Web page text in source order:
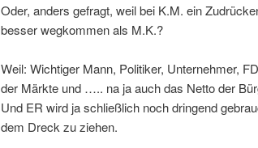
Oder, anders gefragt, weil bei K.M. ein
besser wegkommen als M.K.?
Weil: Wichtiger Mann, Politiker, Unternehmer,
der Märkte und ….. na ja auch das Netto der
Und ER wird ja schließlich noch dringend
dem Dreck zu ziehen.